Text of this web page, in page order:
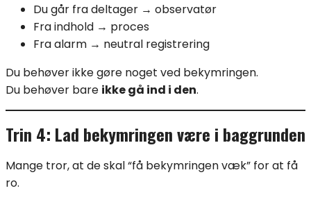
Du går fra deltager → observatør
Fra indhold → proces
Fra alarm → neutral registrering
Du behøver ikke gøre noget ved bekymringen.
Du behøver bare ikke gå ind i den.
Trin 4: Lad bekymringen være i baggrunden
Mange tror, at de skal “få bekymringen væk” for at få
ro.